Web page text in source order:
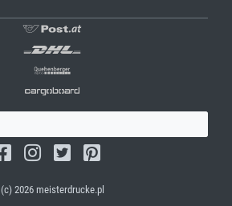
(c) 2026 meisterdrucke.pl